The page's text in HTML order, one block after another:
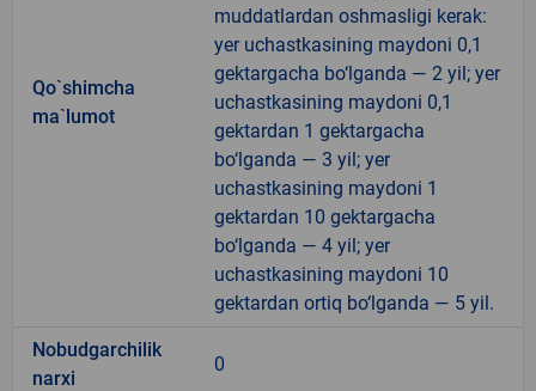
Qo`shimcha
ma`lumot
muddatlardan oshmasligi kerak:
yer uchastkasining maydoni 0,1
gektargacha bo‘lganda — 2 yil; yer
uchastkasining maydoni 0,1
gektardan 1 gektargacha
bo‘lganda — 3 yil; yer
uchastkasining maydoni 1
gektardan 10 gektargacha
bo‘lganda — 4 yil; yer
uchastkasining maydoni 10
gektardan ortiq bo‘lganda — 5 yil.
Nobudgarchilik
narxi
0